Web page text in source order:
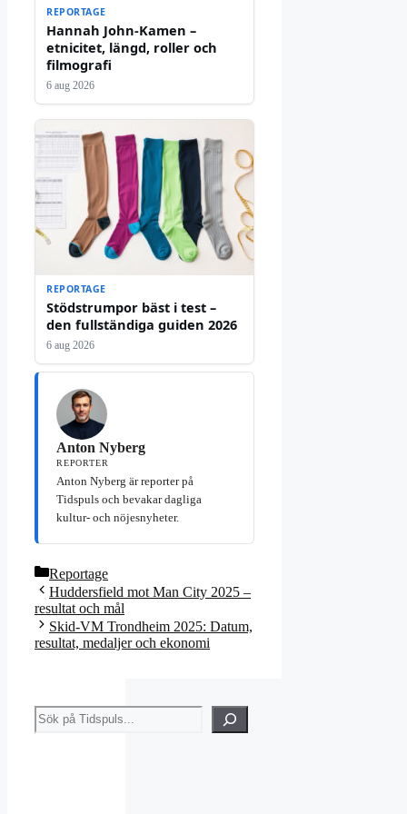
REPORTAGE
Hannah John-Kamen –
etnicitet, längd, roller och
filmografi
6 aug 2026
REPORTAGE
Stödstrumpor bäst i test –
den fullständiga guiden 2026
6 aug 2026
Anton Nyberg
REPORTER
Anton Nyberg är reporter på
Tidspuls och bevakar dagliga
kultur- och nöjesnyheter.
Kategorier
Reportage
Huddersfield mot Man City 2025 –
resultat och mål
Skid-VM Trondheim 2025: Datum,
resultat, medaljer och ekonomi
Sök